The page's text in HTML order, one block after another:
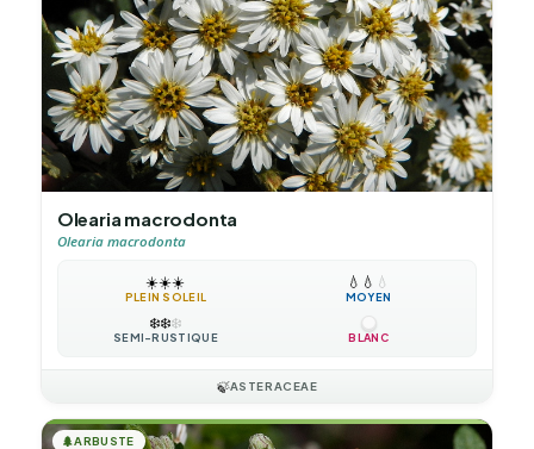
Olearia macrodonta
Olearia macrodonta
☀️☀️☀️
PLEIN SOLEIL
💧 💧 💧
MOYEN
❄️❄️❄️
SEMI-RUSTIQUE BLANC
🍃ASTERACEAE
🌲ARBUSTE